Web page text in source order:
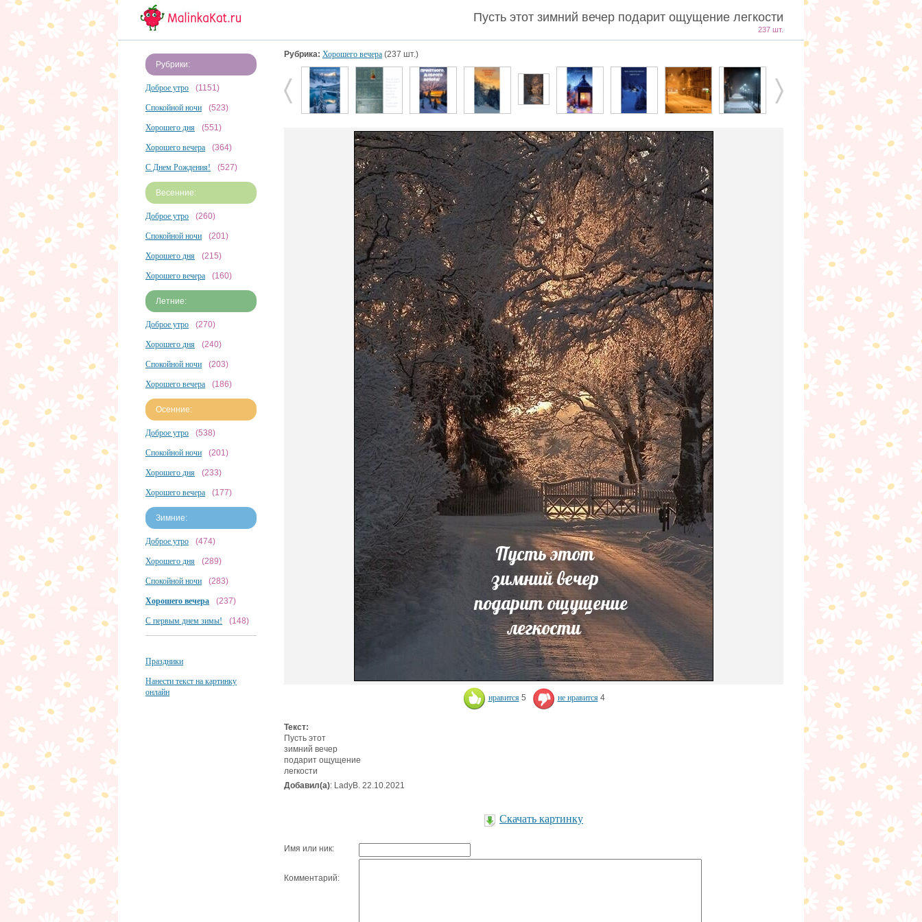
Пусть этот зимний вечер подарит ощущение легкости
237 шт.
Рубрики:
Доброе утро (1151)
Спокойной ночи (523)
Хорошего дня (551)
Хорошего вечера (364)
С Днем Рождения! (527)
Весенние:
Доброе утро (260)
Спокойной ночи (201)
Хорошего дня (215)
Хорошего вечера (160)
Летние:
Доброе утро (270)
Хорошего дня (240)
Спокойной ночи (203)
Хорошего вечера (186)
Осенние:
Доброе утро (538)
Спокойной ночи (201)
Хорошего дня (233)
Хорошего вечера (177)
Зимние:
Доброе утро (474)
Хорошего дня (289)
Спокойной ночи (283)
Хорошего вечера (237)
С первым днем зимы! (148)
Праздники
Нанести текст на картинку
онлайн
Рубрика: Хорошего вечера (237 шт.)
нравится 5 не нравится 4
Текст:
Пусть этот
зимний вечер
подарит ощущение
легкости
Добавил(а): LadyB. 22.10.2021
Скачать картинку
Имя или ник:
Комментарий: